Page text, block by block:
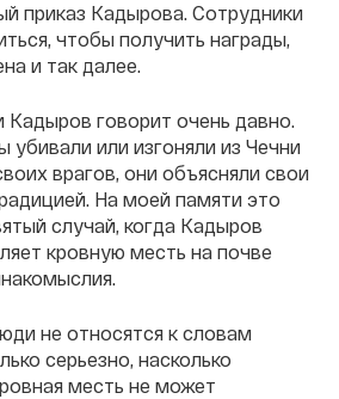
приказ Кадырова. Сотрудники
чтобы получить награды,
и так далее.
говорит очень давно.
убивали или изгоняли из Чечни
врагов, они объясняли свои
На моей памяти это
случай, когда Кадыров
кровную месть на почве
не относятся к словам
серьезно, насколько
месть не может